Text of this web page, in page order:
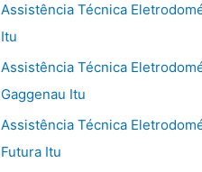
Assistência Técnica
Itu
Assistência Técnica
Gaggenau Itu
Assistência Técnica
Futura Itu